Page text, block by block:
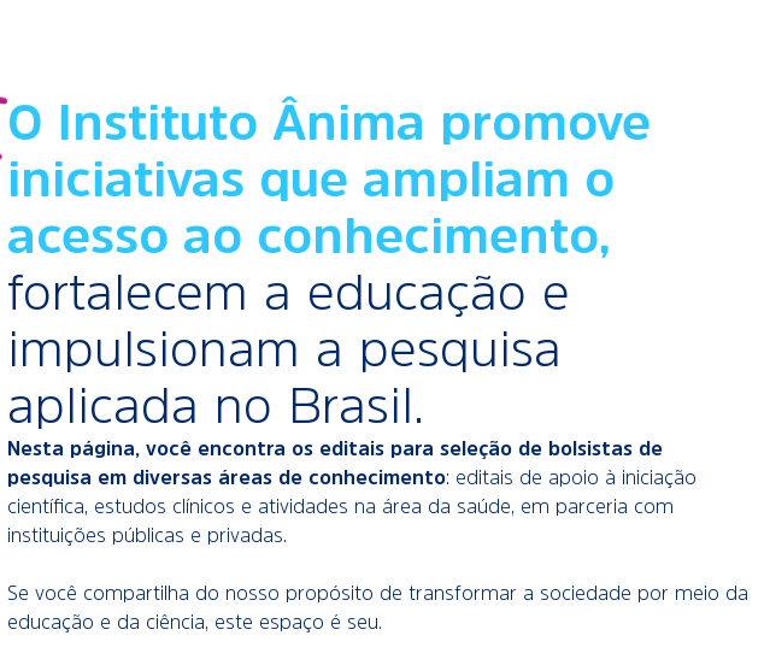
O Instituto Ânima promove
iniciativas que ampliam o
acesso ao conhecimento,
fortalecem a educação e
impulsionam a pesquisa
aplicada no Brasil.
Nesta página, você encontra os editais para seleção de bolsistas de
pesquisa em diversas áreas de conhecimento: editais de apoio à iniciação
científica, estudos clínicos e atividades na área da saúde, em parceria com
instituições públicas e privadas.
Se você compartilha do nosso propósito de transformar a sociedade por meio da
educação e da ciência, este espaço é seu.